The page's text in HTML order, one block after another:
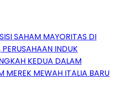
SAHAM MAYORITAS DI
INDUK
KEDUA DALAM
MEREK MEWAH ITALIA BARU